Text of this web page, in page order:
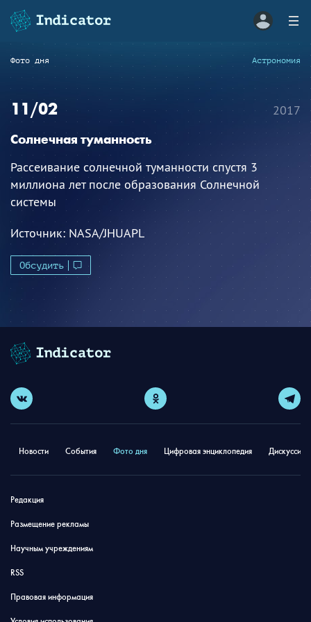
Фото дня Астрономия
11/02
Солнечная туманность
Рассеивание солнечной туманности спустя 3
миллиона лет после образования Солнечной
системы
Источник:NASA/JHUAPL
Обсудить
2017
Новости События Фото дня Цифровая энциклопедия
Редакция
Размещение рекламы
Научным учреждениям
RSS
Правовая информация